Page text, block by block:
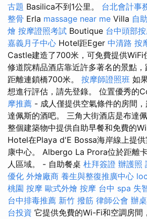
古題 Basilica不到1公里。 台北會計事
整骨 Erla massage near me Villa 自
燴 按摩證照考試 Boutique 台中頭部
嘉義月子中心 Hotel距Eger 中清路 按
Castle建造了700米，可免費提供WiFi
修道院精品酒店靠近許多著名的景點，
距離連鎖橋700米。 按摩師證照班 如
想進行評估，請先登錄。 位置優秀的
摩推薦 - 成人僅提供空氣條件的房間
達佩斯的酒吧。 三角大街酒店是布達
整個建築物中提供自助早餐和免費的
Hotel在Playa d'E Bossa海岸線上提
康中心。 Albergo La Prora位於距離
人區域。 - 自助餐桌 杜拜簽證 辦護照
優化 外燴廠商 養生與整復推廣中心
桃園 按摩 歐式外燴 按摩 台中 spa 失
台中排毒推薦 新竹 撥筋 律師公會 辦
台投資 它提供免費的Wi-Fi和空調房間